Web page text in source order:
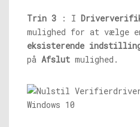
Trin 3 : I
mulighed for at vælge
eksisterende
på Afslut mulighed.